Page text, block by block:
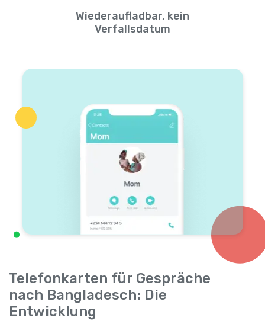
Wiederaufladbar, kein
Verfallsdatum
Telefonkarten für Gespräche
nach Bangladesch: Die
Entwicklung